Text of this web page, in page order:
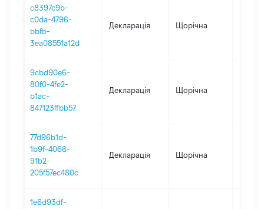
c8397c9b-
c0da-4796-
bbfb-
3ea08551a12d
Декларація Щорічна
9cbd90e6-
80f0-4fe2-
b1ac-
847123ffbb57
Декларація Щорічна
77d96b1d-
1b9f-4066-
91b2-
205f57ec480c
Декларація Щорічна
1e6d93df-